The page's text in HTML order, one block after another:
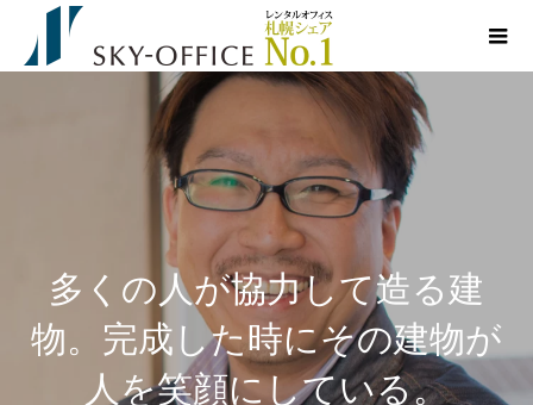
多くの人が協力して造る建
物。完成した時にその建物が
人を笑顔にしている。